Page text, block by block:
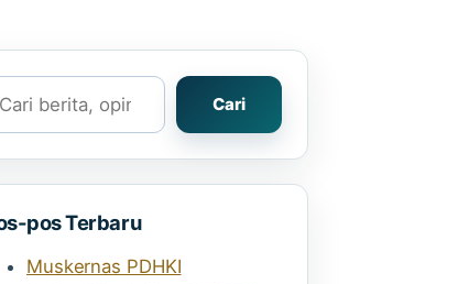
Cari
pos Terbaru
Muskernas PDHKI